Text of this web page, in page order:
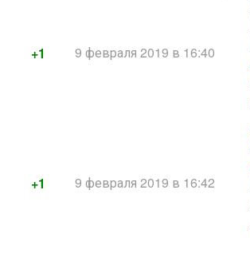
9 февраля 2019 в 16:40
+1
9 февраля 2019 в 16:42
+1